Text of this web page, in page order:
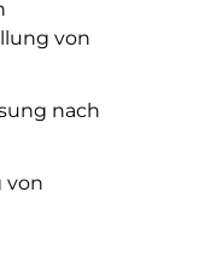
von
nach
von